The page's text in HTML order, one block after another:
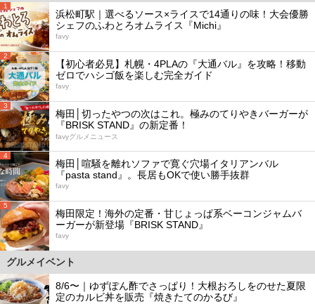
1
浜松町駅｜選べるソース×ライスで14通りの味！大会優勝
シェフのふわとろオムライス『Michi』
favy
2
【初心者必見】札幌・4PLAの『大通バル』を攻略！移動
ゼロでハシゴ飯を楽しむ完全ガイド
favy
3
梅田│切ったやつの次はこれ。極みのてりやきバーガーが
『BRISK STAND』の新定番！
favyグルメニュース
4
梅田│喧騒を離れソファで寛ぐ穴場イタリアンバル
『pasta stand』。長居もOKで使い勝手抜群
favy
5
梅田限定！海外の定番・甘じょっぱ系ベーコンジャムバ
ーガーが新登場『BRISK STAND』
favy
グルメイベント
8/6〜｜ゆずぽん酢でさっぱり！大根おろしをのせた夏限
定のカルビ丼を販売『焼きたてのかるび』